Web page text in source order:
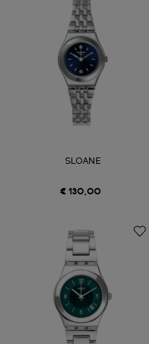
SLOANE
€ 130,00